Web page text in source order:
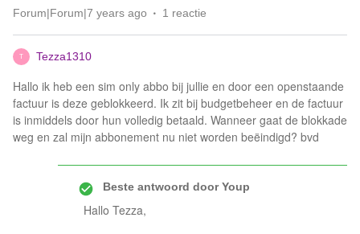
Forum|Forum|7 years ago 1 reactie
T Tezza1310
Hallo ik heb een sim only abbo bij jullie en door een openstaande
factuur is deze geblokkeerd. Ik zit bij budgetbeheer en de factuur
is inmiddels door hun volledig betaald. Wanneer gaat de blokkade
weg en zal mijn abbonement nu niet worden beëindigd? bvd
Beste antwoord doorYoup
Hallo Tezza,